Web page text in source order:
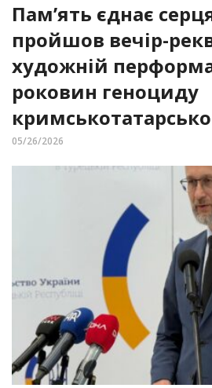
Пам’ять єднає
пройшов вечір-
художній
роковин геноциду
05/26/2026